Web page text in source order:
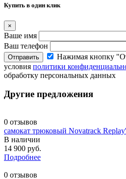
Купить в один клик
×
Ваше имя
Ваш телефон
Отправить
Нажимая кнопку
условия политики
обработку персональных данных
Другие предложения
0 отзывов
самокат трюковый Novatrack
В наличии
14 900 руб.
Подробнее
0 отзывов